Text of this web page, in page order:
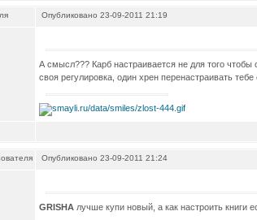
Опубликовано 23-09-2011 21:19
А смысл??? Карб настраивается не для того
своя регулировка, один хрен перенастраивать тебе
Опубликовано 23-09-2011 21:24
GRISHA лучше купи новый, а как настроить книги